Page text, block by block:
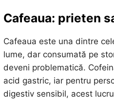
Cafeaua: prieten
Cafeaua este una dintre
lume, dar consumată pe
deveni problematică.
acid gastric, iar pentru
digestiv sensibil, acest